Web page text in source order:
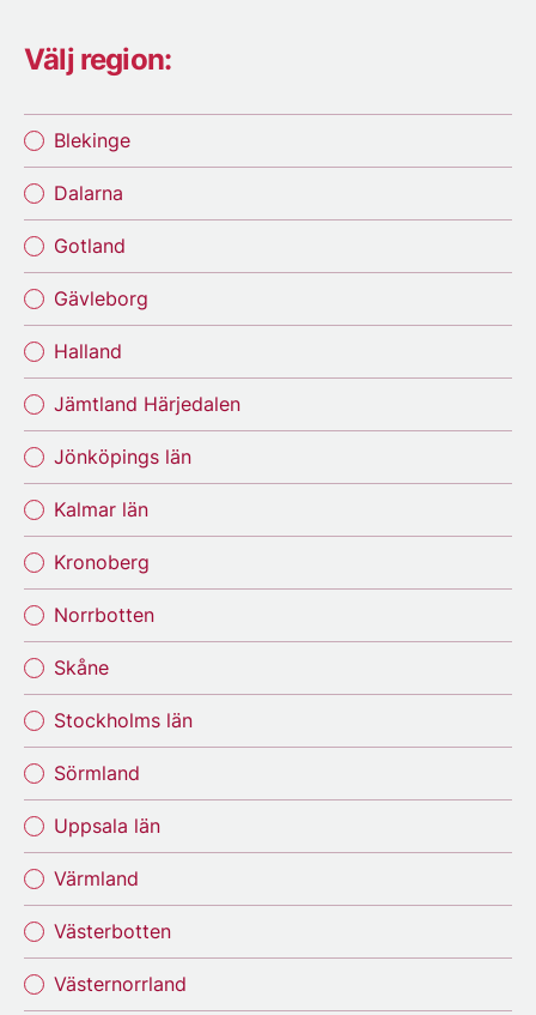
Välj region:
Blekinge
Dalarna
Gotland
Gävleborg
Halland
Jämtland Härjedalen
Jönköpings län
Kalmar län
Kronoberg
Norrbotten
Skåne
Stockholms län
Sörmland
Uppsala län
Värmland
Västerbotten
Västernorrland